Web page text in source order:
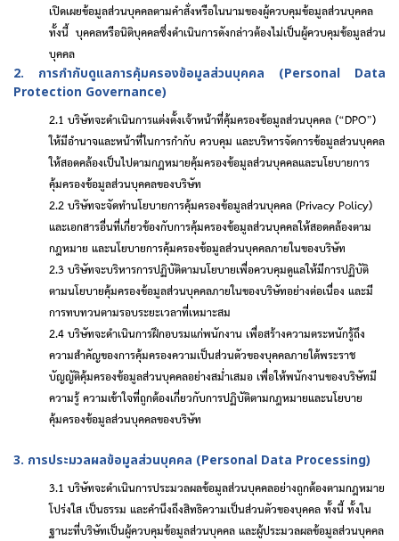
เปิดเผยข้อมูลส่วนบุคคลตามคำสั่งหรือในนามของผู้ควบคุมข้อมูลส่วนบุคคล
ทั้งนี้ บุคคลหรือนิติบุคคลซึ่งดำเนินการดังกล่าวต้องไม่เป็นผู้ควบคุมข้อมูลส่วน
บุคคล
2. การกำกับดูแลการคุ้มครองข้อมูลส่วนบุคคล (Personal Data
Protection Governance)
2.1 บริษัทจะดำเนินการแต่งตั้งเจ้าหน้าที่คุ้มครองข้อมูลส่วนบุคคล (“DPO”)
ให้มีอำนาจและหน้าที่ในการกำกับ ควบคุม และบริหารจัดการข้อมูลส่วนบุคคล
ให้สอดคล้องเป็นไปตามกฎหมายคุ้มครองข้อมูลส่วนบุคคลและนโยบายการ
คุ้มครองข้อมูลส่วนบุคคลของบริษัท
2.2 บริษัทจะจัดทำนโยบายการคุ้มครองข้อมูลส่วนบุคคล (Privacy Policy)
และเอกสารอื่นที่เกี่ยวข้องกับการคุ้มครองข้อมูลส่วนบุคคลให้สอดคล้องตาม
กฎหมาย และนโยบายการคุ้มครองข้อมูลส่วนบุคคลภายในของบริษัท
2.3 บริษัทจะบริหารการปฏิบัติตามนโยบายเพื่อควบคุมดูแลให้มีการปฏิบัติ
ตามนโยบายคุ้มครองข้อมูลส่วนบุคคลภายในของบริษัทอย่างต่อเนื่อง และมี
การทบทวนตามรอบระยะเวลาที่เหมาะสม
2.4 บริษัทจะดำเนินการฝึกอบรมแก่พนักงาน เพื่อสร้างความตระหนักรู้ถึง
ความสำคัญของการคุ้มครองความเป็นส่วนตัวของบุคคลภายใต้พระราช
บัญญัติคุ้มครองข้อมูลส่วนบุคคลอย่างสม่ำเสมอ เพื่อให้พนักงานของบริษัทมี
ความรู้ ความเข้าใจที่ถูกต้องเกี่ยวกับการปฏิบัติตามกฎหมายและนโยบาย
คุ้มครองข้อมูลส่วนบุคคลของบริษัท
3. การประมวลผลข้อมูลส่วนบุคคล (Personal Data Processing)
3.1 บริษัทจะดำเนินการประมวลผลข้อมูลส่วนบุคคลอย่างถูกต้องตามกฎหมาย
โปร่งใส เป็นธรรม และคำนึงถึงสิทธิความเป็นส่วนตัวของบุคคล ทั้งนี้ ทั้งใน
ฐานะที่บริษัทเป็นผู้ควบคุมข้อมูลส่วนบุคคล และผู้ประมวลผลข้อมูลส่วนบุคคล